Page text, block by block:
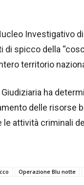
Investigativo
di spicco della
territorio
ha
delle risorse
le attività criminali
Operazione Blu notte